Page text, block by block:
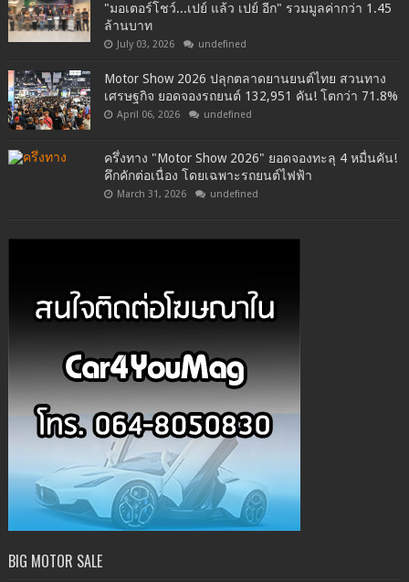
"มอเตอร์โชว์...เปย์ แล้ว เปย์ อีก" รวมมูลค่ากว่า 1.45
ล้านบาท
July 03, 2026 undefined
Motor Show 2026 ปลุกตลาดยานยนต์ไทย สวนทาง
เศรษฐกิจ ยอดจองรถยนต์ 132,951 คัน! โตกว่า 71.8%
April 06, 2026 undefined
ครึ่งทาง "Motor Show 2026" ยอดจองทะลุ 4 หมื่นคัน!
คึกคักต่อเนื่อง โดยเฉพาะรถยนต์ไฟฟ้า
March 31, 2026 undefined
BIG MOTOR SALE